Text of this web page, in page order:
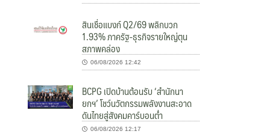
สินเชื่อแบงก์ Q2/69 พลิกบวก
1.93% ภาครัฐ-ธุรกิจรายใหญ่ตุน
สภาพคล่อง
06/08/2026 12:42
BCPG เปิดบ้านต้อนรับ ‘สำนักนา
ยกฯ’ โชว์นวัตกรรมพลังงานสะอาด
ดันไทยสู่สังคมคาร์บอนต่ำ
06/08/2026 12:17